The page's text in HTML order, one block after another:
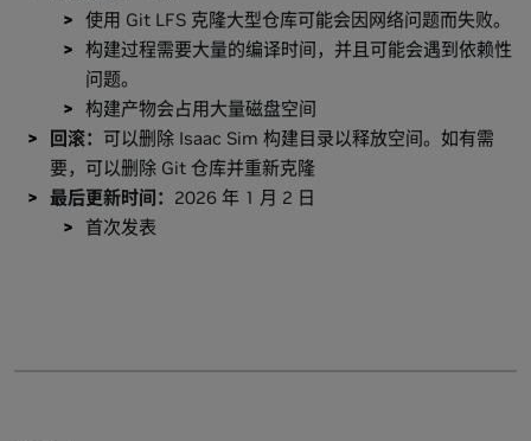
使用 Git LFS 克隆大型仓库可能会因网络问题而失败。
构建过程需要大量的编译时间，并且可能会遇到依赖性
问题。
构建产物会占用大量磁盘空间
回滚： 可以删除 Isaac Sim 构建目录以释放空间。如有需
要，可以删除 Git 仓库并重新克隆
最后更新时间： 2026 年 1 月 2 日
首次发表